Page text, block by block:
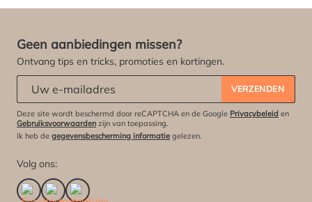
Geen aanbiedingen missen?
Ontvang tips en tricks, promoties en kortingen.
VERZENDEN
Deze site wordt beschermd door reCAPTCHA en de Google Privacybeleid en
Gebruiksvoorwaarden zijn van toepassing.
Ik heb de gegevensbescherming informatie gelezen.
Volg ons: